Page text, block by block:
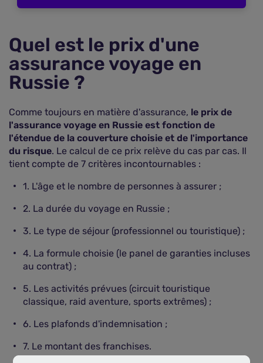
Quel est le prix d'une
assurance voyage en
Russie ?
Comme toujours en matière d'assurance, le prix de
l'assurance voyage en Russie est fonction de
l'étendue de la couverture choisie et de l'importance
du risque. Le calcul de ce prix relève du cas par cas. Il
tient compte de 7 critères incontournables :
1. L'âge et le nombre de personnes à assurer ;
2. La durée du voyage en Russie ;
3. Le type de séjour (professionnel ou touristique) ;
4. La formule choisie (le panel de garanties incluses
au contrat) ;
5. Les activités prévues (circuit touristique
classique, raid aventure, sports extrêmes) ;
6. Les plafonds d'indemnisation ;
7. Le montant des franchises.